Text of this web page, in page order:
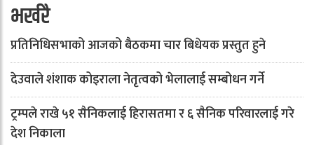
भर्खरै
प्रतिनिधिसभाको आजको बैठकमा चार बिधेयक प्रस्तुत हुने
देउवाले शंशाक कोइराला नेतृत्वको भेलालाई सम्बोधन गर्ने
ट्रम्पले राखे ५१ सैनिकलाई हिरासतमा र ६ सैनिक परिवारलाई गरे
देश निकाला